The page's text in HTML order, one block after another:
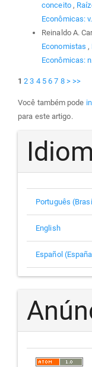
conceito ,
Econômicas:
Reinaldo A.
Economistas,
Econômicas:
1 2 3 4 5 6 7 8 > >>
Você também pode
para este artigo.
Português
English
Español